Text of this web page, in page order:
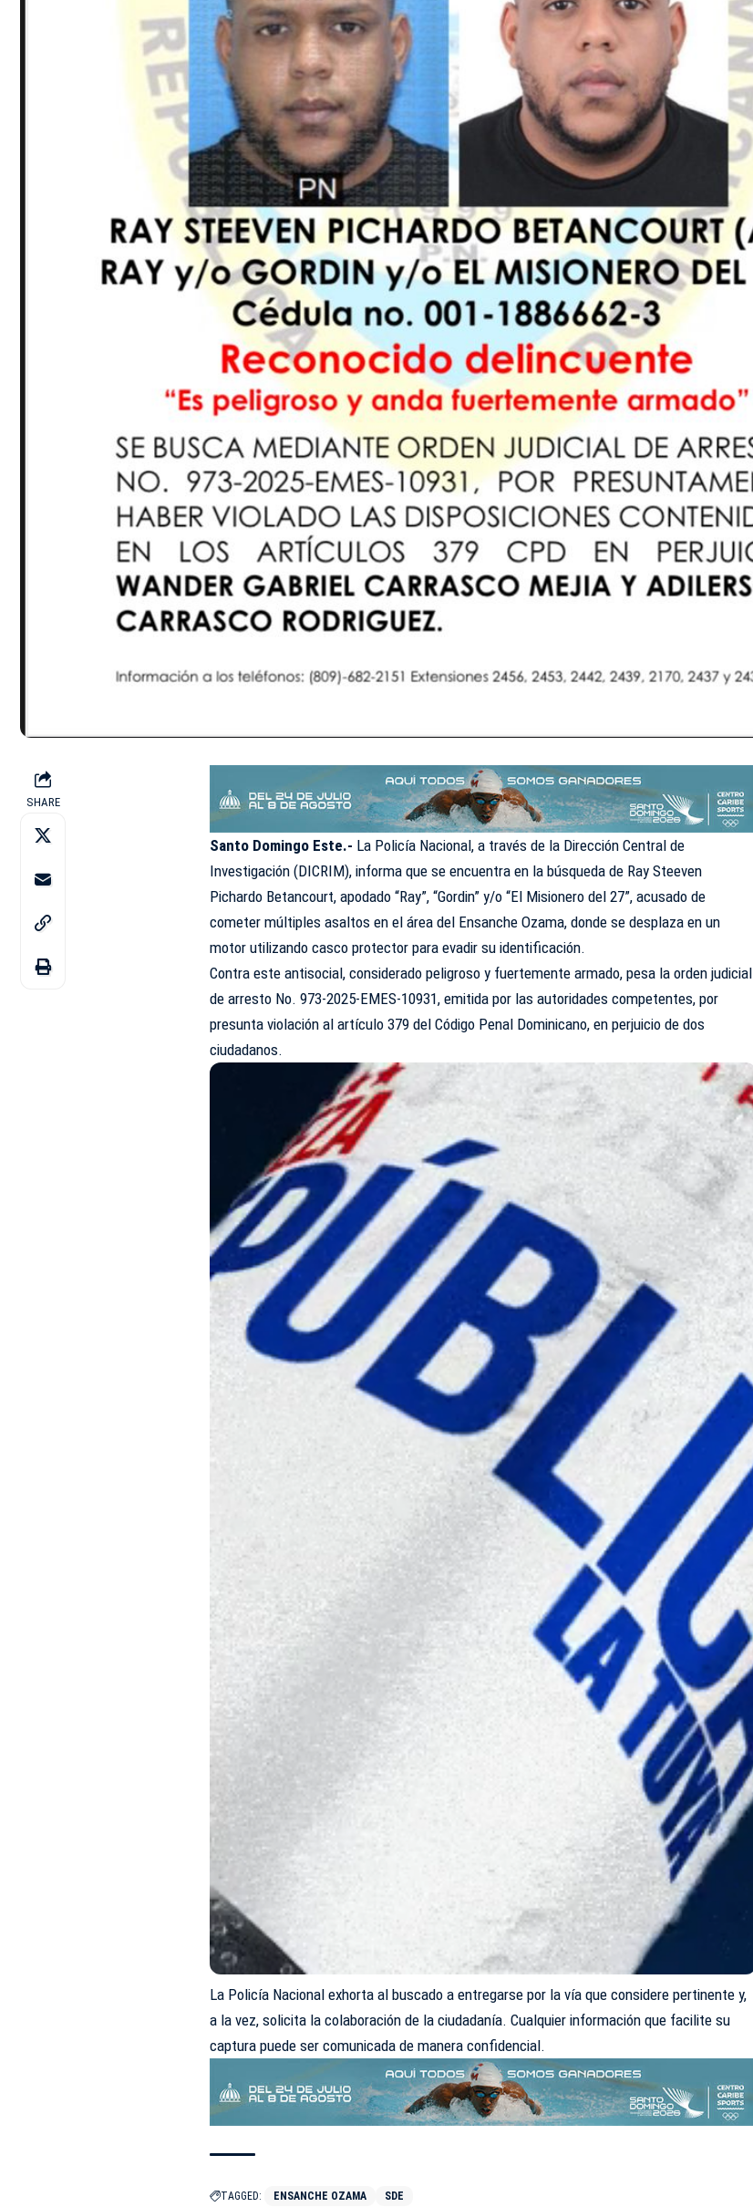
SHARE
Santo Domingo Este.- La Policía Nacional, a través de la Dirección Central de
Investigación (DICRIM), informa que se encuentra en la búsqueda de Ray Steeven
Pichardo Betancourt, apodado “Ray”, “Gordin” y/o “El Misionero del 27”, acusado de
cometer múltiples asaltos en el área del Ensanche Ozama, donde se desplaza en un
motor utilizando casco protector para evadir su identificación.
Contra este antisocial, considerado peligroso y fuertemente armado, pesa la orden judicial
de arresto No. 973-2025-EMES-10931, emitida por las autoridades competentes, por
presunta violación al artículo 379 del Código Penal Dominicano, en perjuicio de dos
ciudadanos.
La Policía Nacional exhorta al buscado a entregarse por la vía que considere pertinente y,
a la vez, solicita la colaboración de la ciudadanía. Cualquier información que facilite su
captura puede ser comunicada de manera confidencial.
TAGGED: ENSANCHE OZAMA SDE